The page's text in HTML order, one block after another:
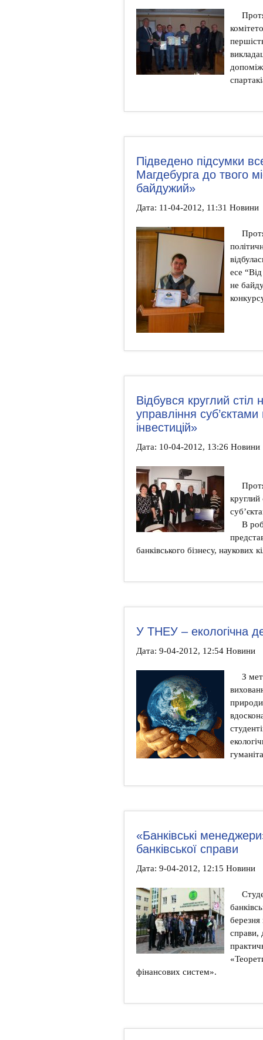
Підведено підсумки
Магдебурга до твого
байдужий»
Дата: 11-04-2012, 11:31 Новини
есе
не
Відбувся круглий стіл
управління
інвестицій»
Дата: 10-04-2012, 13:26 Новини
круглий
В
банківського бізнесу, наукових
У ТНЕУ – екологічна
Дата: 9-04-2012, 12:54 Новини
З
«Банківські
банківської справи
Дата: 9-04-2012, 12:15 Новини
березня
справи,
фінансових систем».